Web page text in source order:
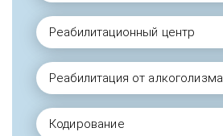
Реабилитационный центр
Реабилитация от алкоголизма
Кодирование